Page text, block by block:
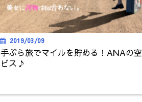
2019/03/09
手ぶら旅でマイルを貯める！ANAの
ビス♪